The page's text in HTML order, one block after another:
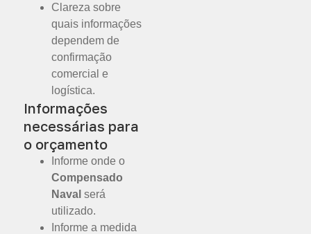
Clareza sobre
quais informações
dependem de
confirmação
comercial e
logística.
Informações
necessárias para
o orçamento
Informe onde o
Compensado
Naval será
utilizado.
Informe a medida